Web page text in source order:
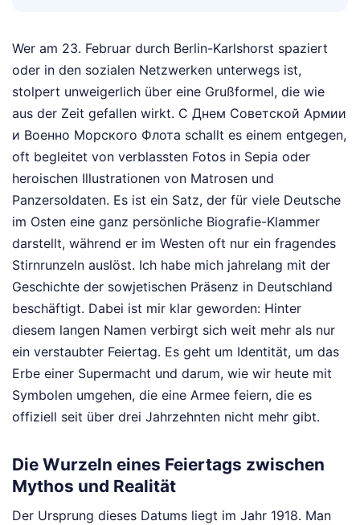
Wer am 23. Februar durch Berlin-Karlshorst spaziert
oder in den sozialen Netzwerken unterwegs ist,
stolpert unweigerlich über eine Grußformel, die wie
aus der Zeit gefallen wirkt. С Днем Советской Армии
и Военно Морского Флота schallt es einem entgegen,
oft begleitet von verblassten Fotos in Sepia oder
heroischen Illustrationen von Matrosen und
Panzersoldaten. Es ist ein Satz, der für viele Deutsche
im Osten eine ganz persönliche Biografie-Klammer
darstellt, während er im Westen oft nur ein fragendes
Stirnrunzeln auslöst. Ich habe mich jahrelang mit der
Geschichte der sowjetischen Präsenz in Deutschland
beschäftigt. Dabei ist mir klar geworden: Hinter
diesem langen Namen verbirgt sich weit mehr als nur
ein verstaubter Feiertag. Es geht um Identität, um das
Erbe einer Supermacht und darum, wie wir heute mit
Symbolen umgehen, die eine Armee feiern, die es
offiziell seit über drei Jahrzehnten nicht mehr gibt.
Die Wurzeln eines Feiertags zwischen
Mythos und Realität
Der Ursprung dieses Datums liegt im Jahr 1918. Man